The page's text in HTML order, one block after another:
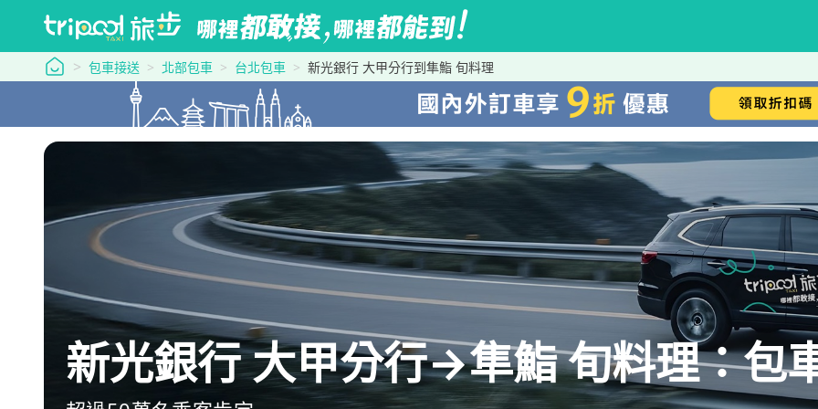
tripool 旅步
包車接送 北部包車 台北包車 新光銀行 大甲分行到隼鮨 旬料理
新光銀行 大甲分行→隼鮨 旬料理：包